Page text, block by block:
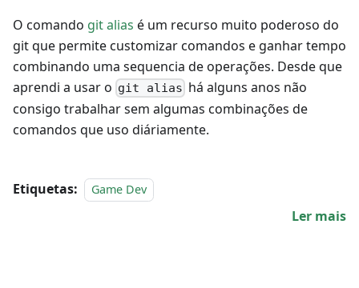
O comando git alias é um recurso muito poderoso do
git que permite customizar comandos e ganhar tempo
combinando uma sequencia de operações. Desde que
aprendi a usar o git alias há alguns anos não
consigo trabalhar sem algumas combinações de
comandos que uso diáriamente.
Etiquetas: Game Dev
Ler mais